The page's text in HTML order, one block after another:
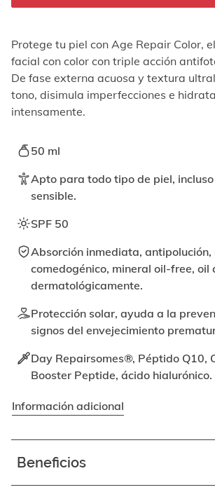
no
ningún
elemento
enfocable,
los
videos
activando
botón
correspondiente.
Protege tu piel con Age Repair Color,
facial con color con triple acción
De fase externa acuosa y textura
tono, disimula imperfecciones e
intensamente.
50 ml
Apto para todo tipo de piel,
sensible.
SPF 50
Absorción inmediata, antipolución,
comedogénico, mineral oil-free, oil
dermatológicamente.
Protección solar, ayuda a la
signos del envejecimiento
Day Repairsomes®, Péptido Q10,
Booster Peptide, ácido hialurónico.
Información adicional
Beneficios